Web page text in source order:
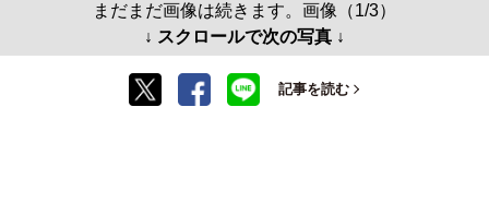
まだまだ画像は続きます。画像（1/3）
↓ スクロールで次の写真 ↓
記事を読む